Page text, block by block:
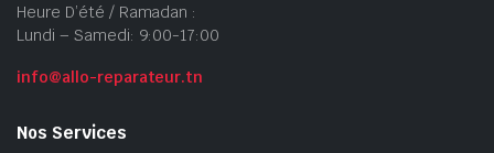
Heure D’été / Ramadan :
Lundi – Samedi: 9:00-17:00
info@allo-reparateur.tn
Nos Services